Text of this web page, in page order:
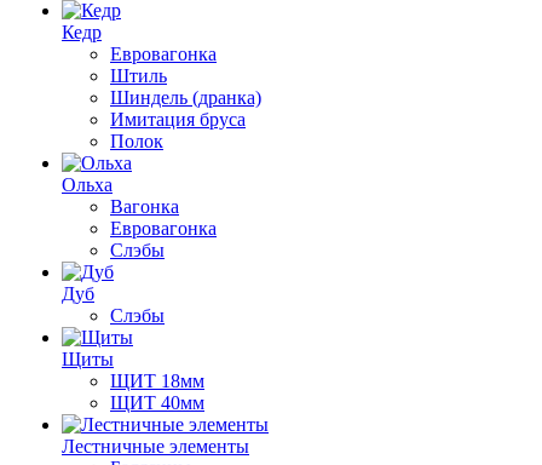
Кедр
Евровагонка
Штиль
Шиндель (дранка)
Имитация бруса
Полок
Ольха
Вагонка
Евровагонка
Слэбы
Дуб
Слэбы
Щиты
ЩИТ 18мм
ЩИТ 40мм
Лестничные элементы